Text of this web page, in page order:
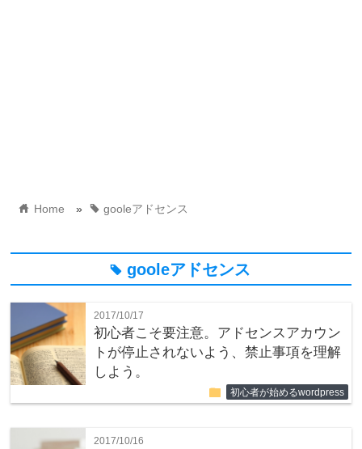
home Home » taggooleアドセンス
taggooleアドセンス
2017/10/17
初心者こそ要注意。アドセンスアカウン
トが停止されないよう、禁止事項を理解
しよう。
folder 初心者が始めるwordpress
2017/10/16